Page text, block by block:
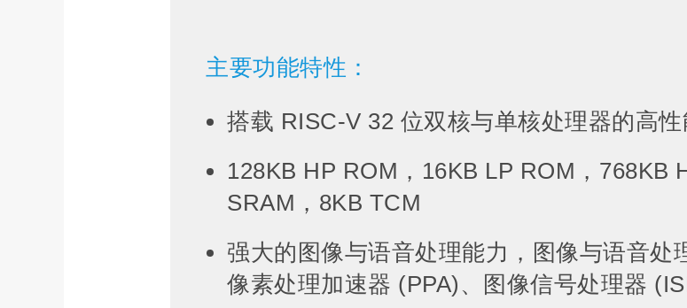
主要功能特性：
搭载 RISC-V 32 位双核与单核处理器的高
128KB HP ROM，16KB LP ROM，768KB
SRAM，8KB TCM
强大的图像与语音处理能力，图像与语音处
像素处理加速器 (PPA)、图像信号处理器